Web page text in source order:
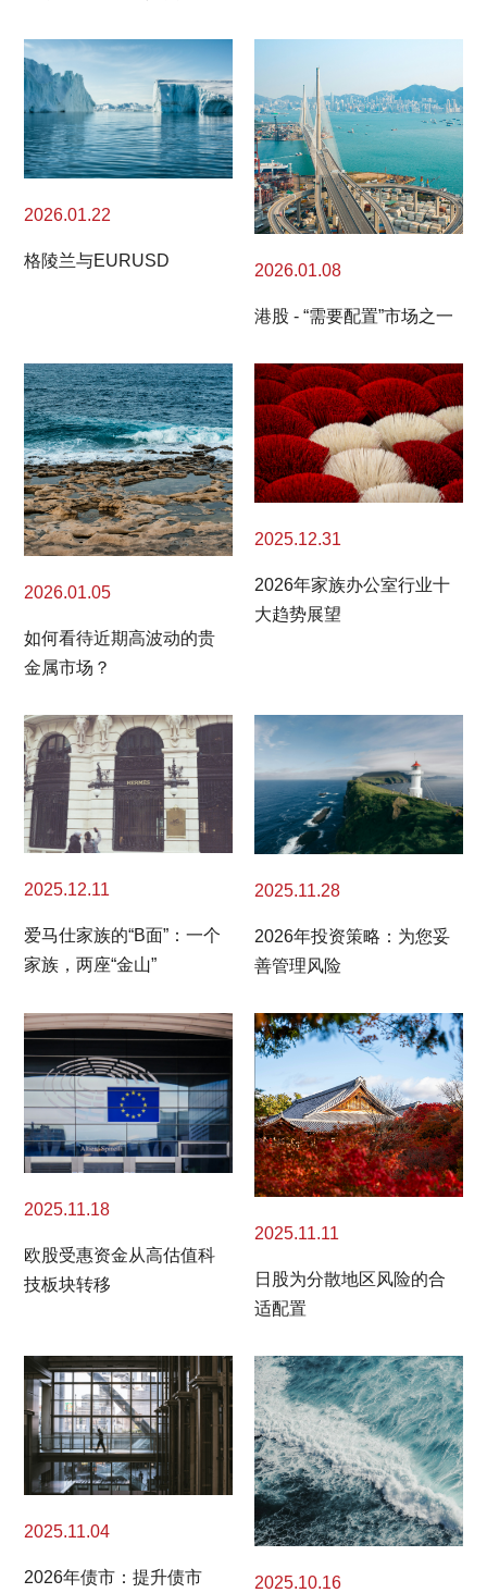
2026.01.22
格陵兰与EURUSD
2026.01.08
港股 - “需要配置”市场之一
2026.01.05
如何看待近期高波动的贵
金属市场？
2025.12.31
2026年家族办公室行业十
大趋势展望
2025.12.11
爱马仕家族的“B面”：一个
家族，两座“金山”
2025.11.28
2026年投资策略：为您妥
善管理风险
2025.11.18
欧股受惠资金从高估值科
技板块转移
2025.11.11
日股为分散地区风险的合
适配置
2025.11.04
2026年债市：提升债市
2025.10.16